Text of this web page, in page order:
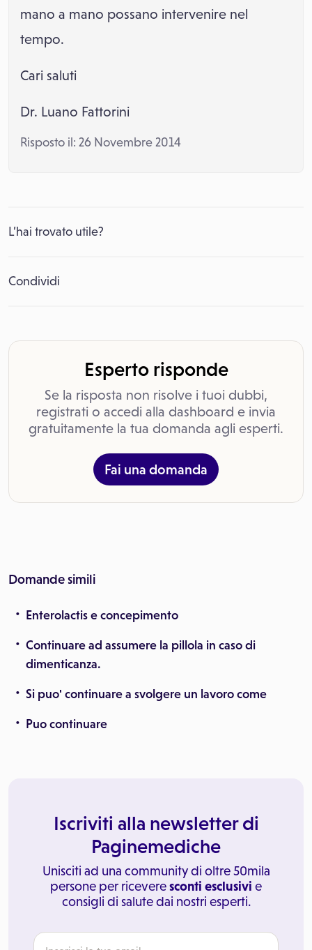
mano a mano possano intervenire nel
tempo.
Cari saluti
Dr. Luano Fattorini
Risposto il: 26 Novembre 2014
L’hai trovato utile?
Condividi
Esperto risponde
Se la risposta non risolve i tuoi dubbi,
registrati o accedi alla dashboard e invia
gratuitamente la tua domanda agli esperti.
Fai una domanda
Domande simili
Enterolactis e concepimento
Continuare ad assumere la pillola in caso di
dimenticanza.
Si puo' continuare a svolgere un lavoro come
Puo continuare
Iscriviti alla newsletter di
Paginemediche
Unisciti ad una community di oltre 50mila
persone per riceveresconti esclusivi e
consigli di salute dai nostri esperti.